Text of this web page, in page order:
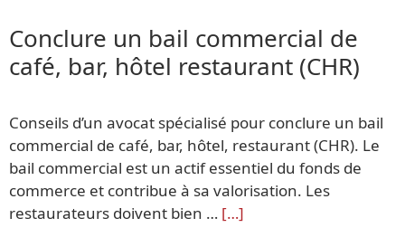
Conclure un bail commercial de
café, bar, hôtel restaurant (CHR)
Conseils d’un avocat spécialisé pour conclure un bail
commercial de café, bar, hôtel, restaurant (CHR). Le
bail commercial est un actif essentiel du fonds de
commerce et contribue à sa valorisation. Les
restaurateurs doivent bien … […]